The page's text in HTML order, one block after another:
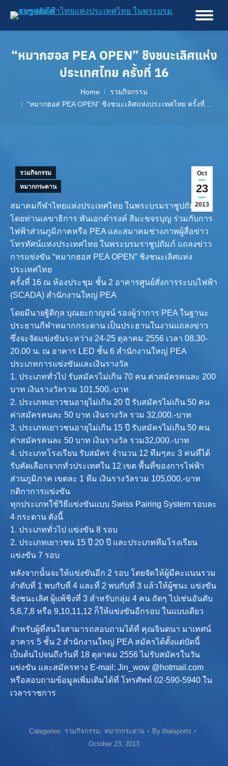
“หมากฮอส PEA OPEN” ชิงชนะเลิศแห่ง
ประเทศไทย ครั้งที่ 16
Home
รวมกิจกรรม
“หมากฮอส PEA OPEN” ชิงชนะเลิศแห่งประเทศไทย ครั้งที่…
Oct
23
2013
รวมกิจกรรม
หมากกระดาน
สมาคมกีฬาไทยแห่งประเทศไทย ในพระบรมราชูปถัมภ์ฯ
โดยท่านเลขาธิการ พันเอกดำรงค์ สิมะขจรบุญ ร่วมกับการ
ไฟฟ้าส่วนภูมิภาคหรือ PEA และสมาคมช่างภาพผู้สื่อข่าว
โทรทัศน์แห่งประเทศไทย ในพระบรมราชูปถัมภ์ แถลงข่าว
การแข่งขัน “หมากฮอส PEA OPEN” ชิงชนะเลิศแห่ง
ประเทศไทย
ครั้งที่ 16 ณ ห้องประชุม ชั้น 2 อาคารศูนย์สั่งการระบบไฟฟ้า
(SCADA) สำนักงานใหญ่ PEA
โดยมีนายฐิติกุล บุณยะกาญจน์ รองผู้ว่าการ PEA ในฐานะ
ประธานกีฬาหมากกระดาน เป็นประธานในงานแถลงข่าว
ซึ่งจะจัดแข่งขันระหว่าง 24-25 ตุลาคม 2556 เวลา 08.30-
20.00 น. ณ อาคาร LED ชั้น 6 สำนักงานใหญ่ PEA
ประเภทการแข่งขันและเงินรางวัล
1. ประเภททั่วไป รับสมัครไม่เกิน 70 คน ค่าสมัครคนละ 200
บาท เงินรางวัลรวม 101,500.-บาท
2. ประเภทเยาวชนอายุไม่เกิน 20 ปี รับสมัครไม่เกิน 50 คน
ค่าสมัครคนละ 50 บาท เงินรางวัล รวม 32,000.-บาท
3. ประเภทเยาวชนอายุไม่เกิน 15 ปี รับสมัครไม่เกิน 50 คน
ค่าสมัครคนละ 50 บาท เงินรางวัล รวม32,000.-บาท
4. ประเภทโรงเรียน รับสมัคร จำนวน 12 ทีมๆละ 3 คนที่ได้
รับคัดเลือกจากทั่วประเทศใน 12 เขต พื้นที่ของการไฟฟ้า
ส่วนภูมิภาค เขตละ 1 ทีม เงินรางวัลรวม 105,000.-บาท
กติกาการแข่งขัน
ทุกประเภทใช้วิธีแข่งขันแบบ Swiss Pairing System รอบละ
4 กระดาน ดังนี้
1. ประเภททั่วไป แข่งขัน 8 รอบ
2. ประเภทเยาวชน 15 ปี 20 ปี และประเภททีมโรงเรียน
แข่งขัน 7 รอบ
หลังจากนั้นจะให้แข่งขันอีก 2 รอบ โดยจัดให้ผู้มีคะแนนรวม
ลำดับที่ 1 พบกับที่ 4 และที่ 2 พบกับที่ 3 แล้วให้ผู้ชนะ แข่งขัน
ชิงชนะเลิศ ผู้แพ้ชิงที่ 3 สำหรับกลุ่ม 4 คน ถัดๆ ไปเช่นอันดับ
5,6,7,8 หรือ 9,10,11,12 ก็ให้แข่งขันอีกรอบ ในแบบเดียว
สำหรับผู้ที่สนใจสามารถสอบถามได้ที่ คุณจินตนา มาเทศน์
อาคาร 5 ชั้น 2 สำนักงานใหญ่ PEA สมัครได้ตั้งแต่บัดนี้
เป็นต้นไปจนถึงวันที่ 18 ตุลาคม 2556 ไม่รับสมัครในวัน
แข่งขัน และสมัครทาง E-mail: Jin_wow @hotmail.com
หรือสอบถามข้อมูลเพิ่มเติมได้ที่ โทรศัพท์ 02-590-5940 ใน
เวลาราชการ
Categories: รวมกิจกรรม, หมากกระดาน By thaisports
October 23, 2013